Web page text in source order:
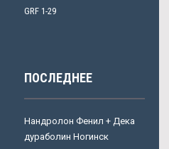
GRF 1-29
ПОСЛЕДНЕЕ
Нандролон Фенил + Дека
дураболин Ногинск